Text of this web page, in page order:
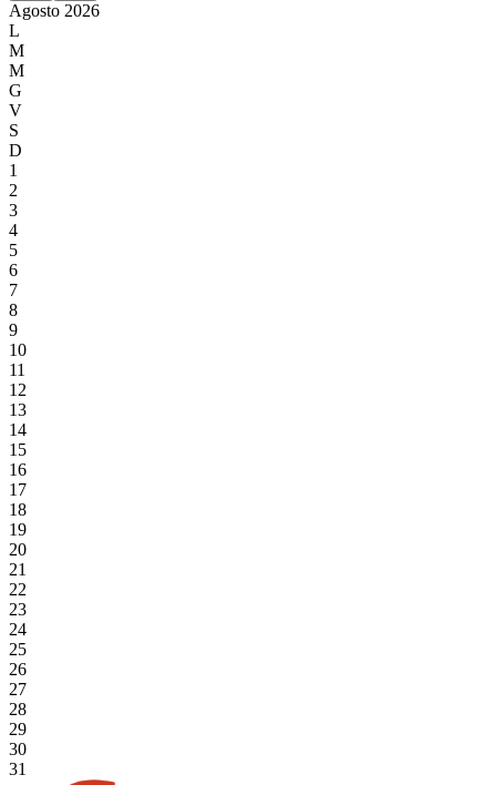
Agosto 2026
L
M
M
G
V
S
D
1
2
3
4
5
6
7
8
9
10
11
12
13
14
15
16
17
18
19
20
21
22
23
24
25
26
27
28
29
30
31